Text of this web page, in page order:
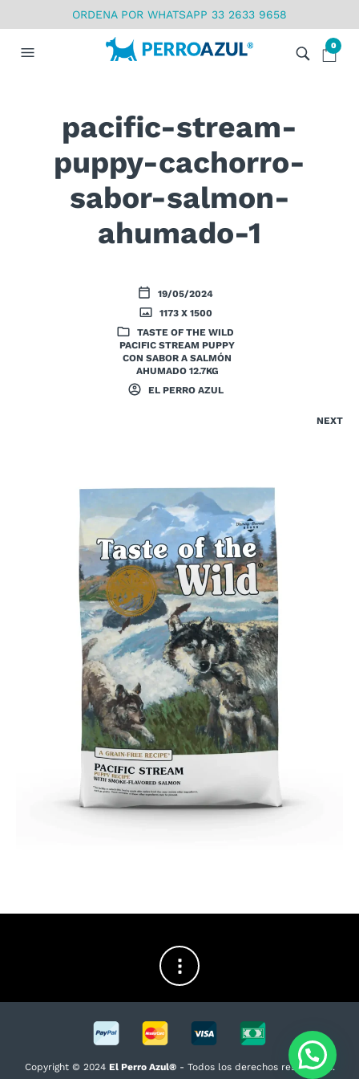
ORDENA POR WHATSAPP 33 2633 9658
0
pacific-stream-
puppy-cachorro-
sabor-salmon-
ahumado-1
19/05/2024
1173 X 1500
TASTE OF THE WILD
PACIFIC STREAM PUPPY
CON SABOR A SALMÓN
AHUMADO 12.7KG
EL PERRO AZUL
NEXT
Copyright © 2024 El Perro Azul®- Todos los derechos reservados.